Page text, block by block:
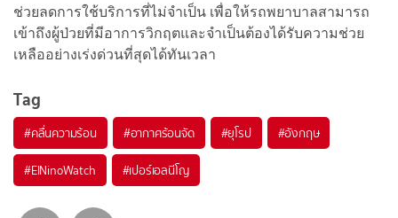
ช่วยลดการใช้บริการที่ไม่จำเป็น เพื่อให้รถพยาบาลสามารถ
เข้าถึงผู้ป่วยที่มีอาการวิกฤตและจำเป็นต้องได้รับความช่วย
เหลืออย่างเร่งด่วนที่สุดได้ทันเวลา
Tag
#คลื่นความร้อน #อากาศร้อนจัด #ยุโรป #อังกฤษ
#ElNinoWatch #เปอร์เอลนีโญ